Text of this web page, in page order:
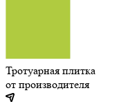
Тротуарная плитка
от производителя